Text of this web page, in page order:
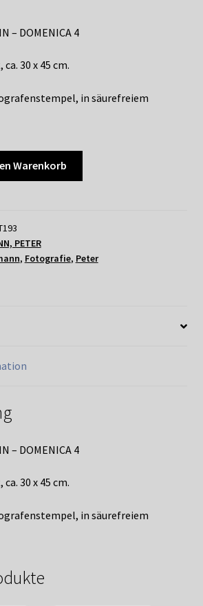
– DOMENICA 4
30 x 45 cm.
in säurefreiem
Warenkorb
PETER
, Fotografie, Peter
– DOMENICA 4
30 x 45 cm.
in säurefreiem